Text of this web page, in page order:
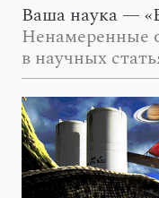
Ваша наука —
Ненамеренные
в научных